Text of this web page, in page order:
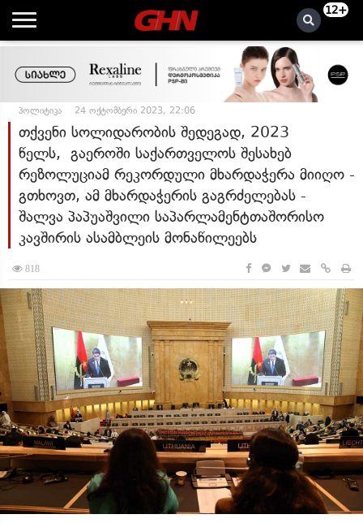
12+
პოლიტიკა 24 ოქტომბერი 2023, 22:06
თქვენი სოლიდარობის შედეგად, 2023
წელს, გაეროში საქართველოს შესახებ
რეზოლუციამ რეკორდული მხარდაჭერა მიიღო -
გთხოვთ, ამ მხარდაჭერის გაგრძელებას -
შალვა პაპუაშვილი საპარლამენტთაშორისო
კავშირის ასამბლეის მონაწილეებს
818